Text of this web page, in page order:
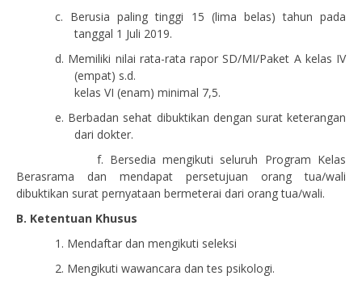
c. Berusia paling tinggi 15 (lima belas) tahun pada
tanggal 1 Juli 2019.
d. Memiliki nilai rata-rata rapor SD/MI/Paket A kelas IV
(empat) s.d.
kelas VI (enam) minimal 7,5.
e. Berbadan sehat dibuktikan dengan surat keterangan
dari dokter.
f. Bersedia mengikuti seluruh Program Kelas
Berasrama dan mendapat persetujuan orang
tua/wali
dibuktikan surat pernyataan bermeterai dari orang tua/wali.
B. Ketentuan Khusus
1. Mendaftar dan mengikuti seleksi
2. Mengikuti wawancara dan tes psikologi.